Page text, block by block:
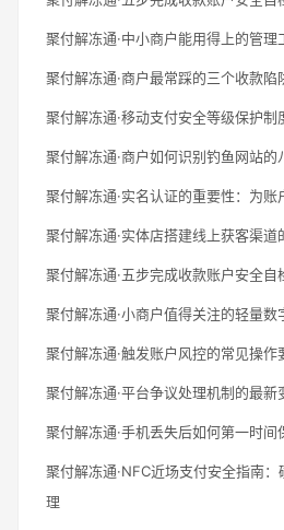
聚付解冻通·中小商户能用得上的管理
聚付解冻通·商户最常踩的三个收款陷
聚付解冻通·移动支付安全等级保护制
聚付解冻通·商户如何识别钓鱼网站的
聚付解冻通·实名认证的重要性：为账
聚付解冻通·实体店搭建线上获客渠道
聚付解冻通·五步完成收款账户安全自
聚付解冻通·小商户值得关注的轻量数
聚付解冻通·触发账户风控的常见操作
聚付解冻通·平台争议处理机制的最新
聚付解冻通·手机丢失后如何第一时间
聚付解冻通·NFC近场支付安全指南
理